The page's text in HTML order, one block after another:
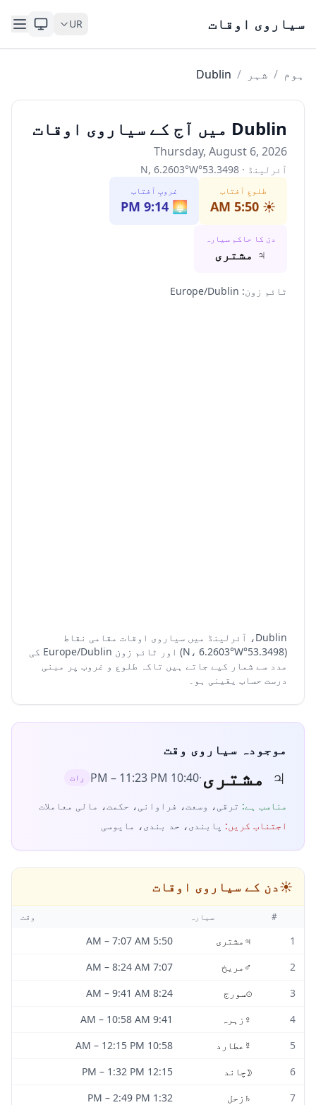
سیاروی اوقات UR
ہوم / شہر /
Dublin
Dublin میں آج کے سیاروی اوقات
Thursday, August 6, 2026
آئرلینڈ ·
53.3498
°
N, 6.2603°W
طلوعِ آفتاب
☀️
5:50 AM
غروبِ آفتاب
🌅
9:14 PM
دن کا حاکم سیارہ
♃ مشتری
ٹائم زون:
Europe/Dublin
Dublin، آئرلینڈ میں سیاروی اوقات مقامی نقاط
(53.3498°N، 6.2603°W) اور ٹائم زون Europe/Dublin کی
مدد سے شمار کیے جاتے ہیں تاکہ طلوع و غروب پر مبنی
درست حساب یقینی ہو۔
موجودہ سیاروی وقت
♃ مشتری·
10:40 PM
– 11:23 PM رات
مناسب ہے: ترقی، وسعت، فراوانی، حکمت، مالی معاملات
اجتناب کریں: پابندی، حد بندی، مایوسی
☀️دن کے سیاروی اوقات
# سیارہ وقت
1
♃ مشتری 5:50 AM
– 7:07 AM
2
♂ مریخ 7:07 AM
– 8:24 AM
3
☉سورج 8:24 AM
– 9:41 AM
4
♀ زہرہ 9:41 AM
– 10:58 AM
5
☿ عطارد 10:58 AM
– 12:15 PM
6
☽چاند 12:15 PM
– 1:32 PM
7
♄ زحل 1:32 PM
– 2:49 PM